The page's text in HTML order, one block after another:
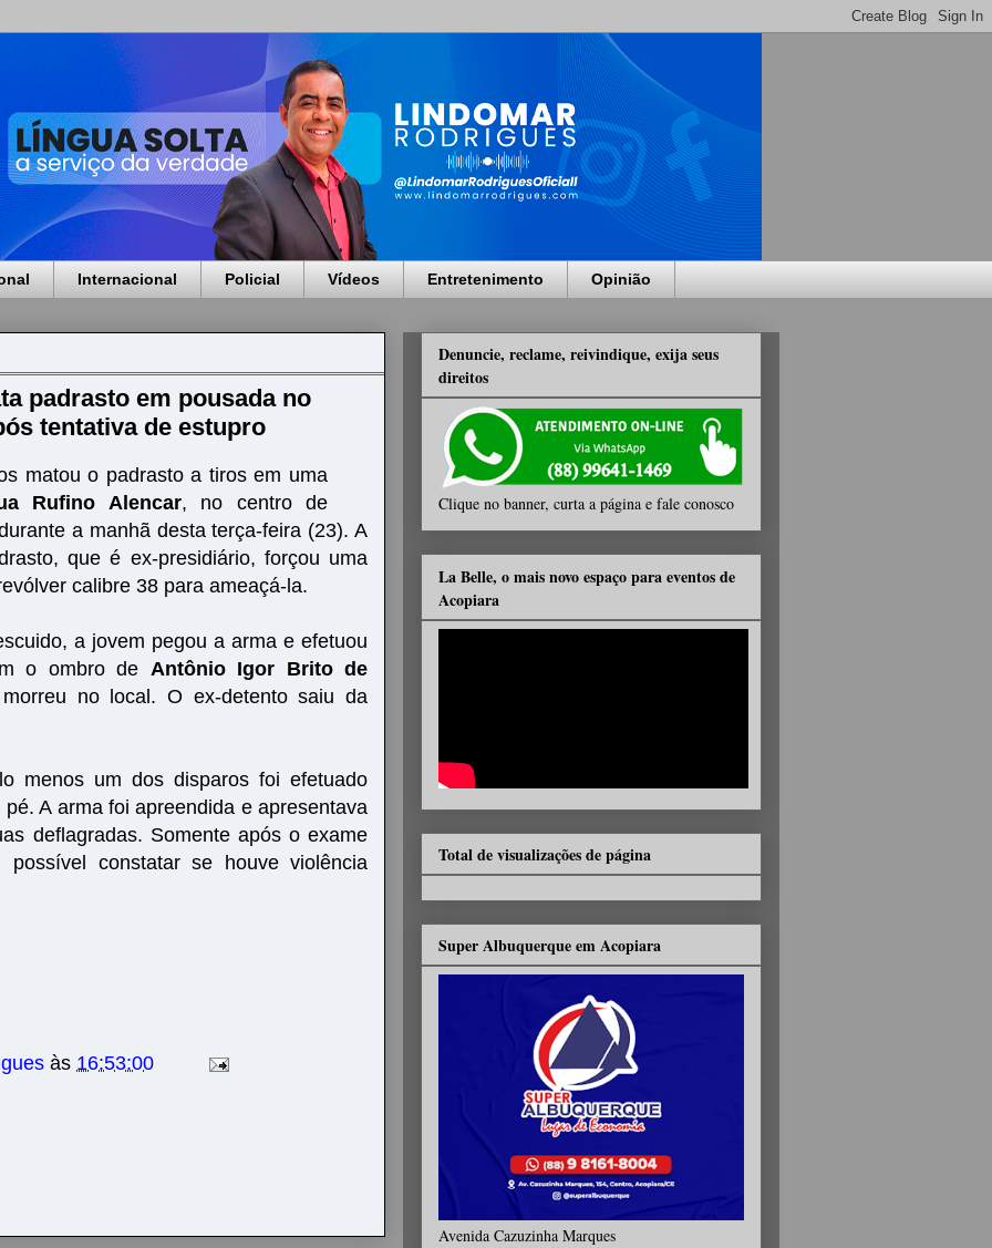
Internacional Policial Vídeos Entretenimento Opinião
padrasto em pousada no
tentativa de estupro
matou o padrasto a tiros em uma
Rufino Alencar, no centro de
a manhã desta terça-feira (23). A
que é ex-presidiário, forçou uma
calibre 38 para ameaçá-la.
a jovem pegou a arma e efetuou
o ombro de Antônio Igor Brito de
no local. O ex-detento saiu da
menos um dos disparos foi efetuado
A arma foi apreendida e apresentava
deflagradas. Somente após o exame
constatar se houve violência
às 16:53:00
Denuncie, reclame, reivindique, exija seus
direitos
Clique no banner, curta a página e fale conosco
La Belle, o mais novo espaço para eventos de
Acopiara
Total de visualizações de página
Super Albuquerque em Acopiara
Avenida Cazuzinha Marques